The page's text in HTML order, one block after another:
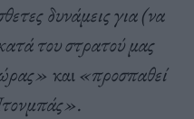
δυνάμεις για (να
του στρατού μας
και«προσπαθεί